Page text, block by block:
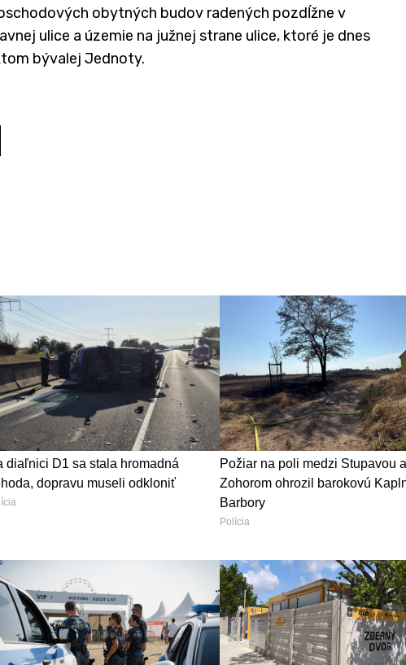
obytných budov radených pozdĺžne v
ulice a územie na južnej strane ulice, ktoré je dnes
bývalej Jednoty.
diaľnici D1 sa stala hromadná
dopravu museli odkloniť
Požiar na poli medzi Stupavou a
Zohorom ohrozil barokovú
Barbory
Polícia